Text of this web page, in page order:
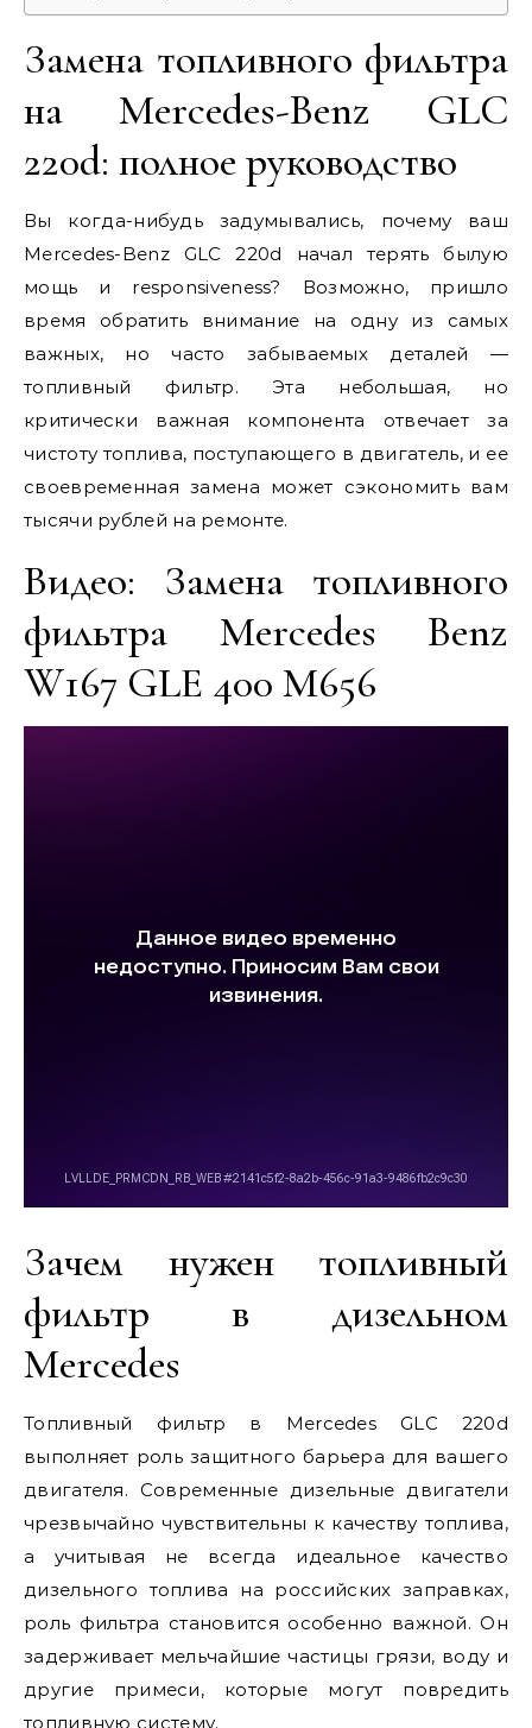
Замена топливного фильтра
на Mercedes-Benz GLC
220d: полное руководство
Вы когда-нибудь задумывались, почему ваш
Mercedes-Benz GLC 220d начал терять былую
мощь и responsiveness? Возможно, пришло
время обратить внимание на одну из самых
важных, но часто забываемых деталей —
топливный фильтр. Эта небольшая, но
критически важная компонента отвечает за
чистоту топлива, поступающего в двигатель, и ее
своевременная замена может сэкономить вам
тысячи рублей на ремонте.
Видео: Замена топливного
фильтра Mercedes Benz
W167 GLE 400 M656
Зачем нужен топливный
фильтр в дизельном
Mercedes
Топливный фильтр в Mercedes GLC 220d
выполняет роль защитного барьера для вашего
двигателя. Современные дизельные двигатели
чрезвычайно чувствительны к качеству топлива,
а учитывая не всегда идеальное качество
дизельного топлива на российских заправках,
роль фильтра становится особенно важной. Он
задерживает мельчайшие частицы грязи, воду и
другие примеси, которые могут повредить
топливную систему.